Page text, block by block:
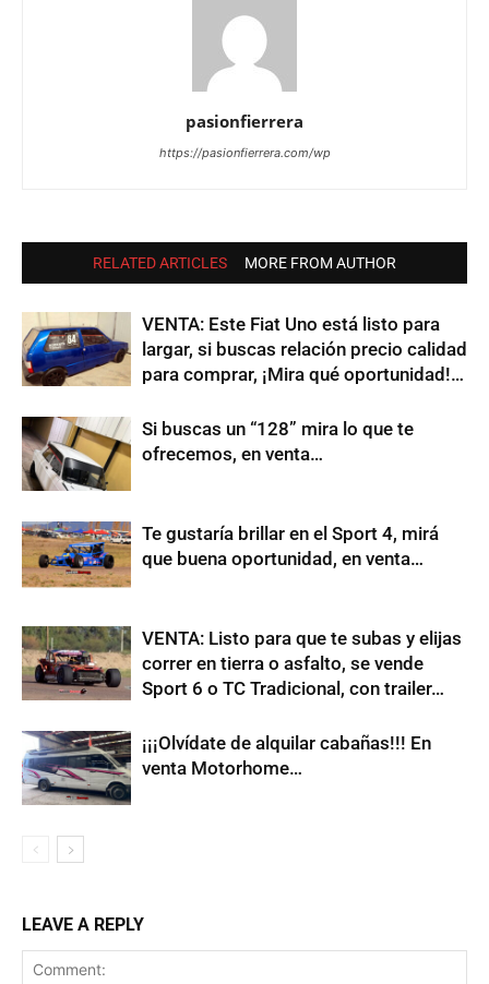
pasionfierrera
https://pasionfierrera.com/wp
RELATED ARTICLES MORE FROM AUTHOR
VENTA: Este Fiat Uno está listo para
largar, si buscas relación precio calidad
para comprar, ¡Mira qué oportunidad!…
Si buscas un “128” mira lo que te
ofrecemos, en venta…
Te gustaría brillar en el Sport 4, mirá
que buena oportunidad, en venta…
VENTA: Listo para que te subas y elijas
correr en tierra o asfalto, se vende
Sport 6 o TC Tradicional, con trailer…
¡¡¡Olvídate de alquilar cabañas!!! En
venta Motorhome…
LEAVE A REPLY